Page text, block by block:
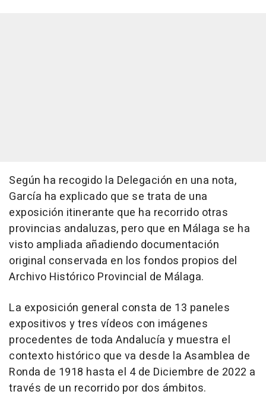
Según ha recogido la Delegación en una nota,
García ha explicado que se trata de una
exposición itinerante que ha recorrido otras
provincias andaluzas, pero que en Málaga se ha
visto ampliada añadiendo documentación
original conservada en los fondos propios del
Archivo Histórico Provincial de Málaga.
La exposición general consta de 13 paneles
expositivos y tres vídeos con imágenes
procedentes de toda Andalucía y muestra el
contexto histórico que va desde la Asamblea de
Ronda de 1918 hasta el 4 de Diciembre de 2022 a
través de un recorrido por dos ámbitos.